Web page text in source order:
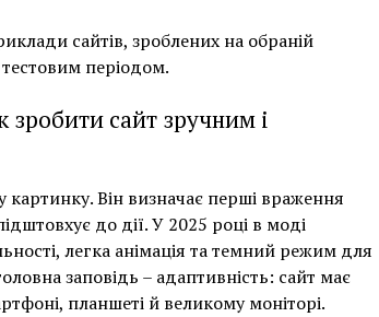
сайтів, зроблених на обраній
періодом.
зробити сайт зручним і
Він визначає перші враження
до дії. У 2025 році в моді
легка анімація та темний режим для
заповідь – адаптивність: сайт має
планшеті й великому моніторі.